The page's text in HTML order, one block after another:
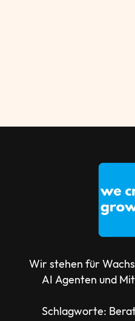
Wir stehen für
AI Agenten und
Schlagworte: